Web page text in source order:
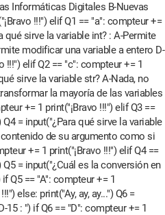
Informáticas Digitales B-Nuevas
!!!") elif Q1 == "a": compteur +=
qué sirve la variable int? : A-Permite
modificar una variable a entero D-
!!!") elif Q2 == "c": compteur += 1
sirve la variable str? A-Nada, no
la mayoría de las variables
+= 1 print("¡Bravo !!!") elif Q3 ==
Q4 = input("¿Para qué sirve la variable
de su argumento como si
+= 1 print("¡Bravo !!!") elif Q4 ==
Q5 = input("¿Cuál es la conversión en
Q5 == "A": compteur += 1
else: print("Ay, ay, ay...") Q6 =
15 : ") if Q6 == "D": compteur += 1